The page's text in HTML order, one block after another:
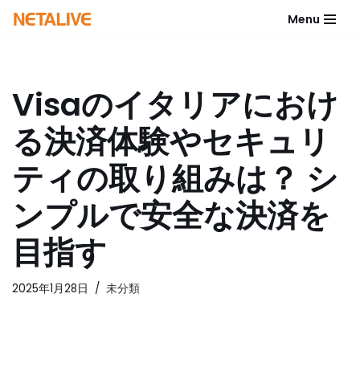
ン
ツ
へ
ス
キ
ッ
プ
Menu
Visaのイタリアにおけ
る決済体験やセキュリ
ティの取り組みは？ シ
ンプルで安全な決済を
目指す
2025年1月28日 未分類